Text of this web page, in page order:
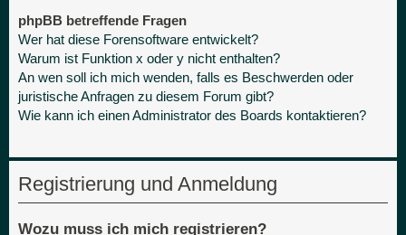
phpBB betreffende Fragen
Wer hat diese Forensoftware entwickelt?
Warum ist Funktion x oder y nicht enthalten?
An wen soll ich mich wenden, falls es Beschwerden oder
juristische Anfragen zu diesem Forum gibt?
Wie kann ich einen Administrator des Boards kontaktieren?
Registrierung und Anmeldung
Wozu muss ich mich registrieren?